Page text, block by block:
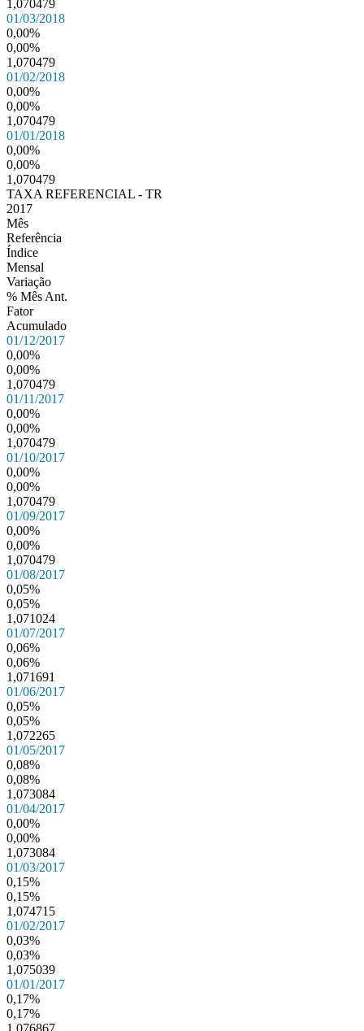
1,070479
01/03/2018
0,00%
0,00%
1,070479
01/02/2018
0,00%
0,00%
1,070479
01/01/2018
0,00%
0,00%
1,070479
TAXA REFERENCIAL - TR
2017
Mês
Referência
Índice
Mensal
Variação
% Mês Ant.
Fator
Acumulado
01/12/2017
0,00%
0,00%
1,070479
01/11/2017
0,00%
0,00%
1,070479
01/10/2017
0,00%
0,00%
1,070479
01/09/2017
0,00%
0,00%
1,070479
01/08/2017
0,05%
0,05%
1,071024
01/07/2017
0,06%
0,06%
1,071691
01/06/2017
0,05%
0,05%
1,072265
01/05/2017
0,08%
0,08%
1,073084
01/04/2017
0,00%
0,00%
1,073084
01/03/2017
0,15%
0,15%
1,074715
01/02/2017
0,03%
0,03%
1,075039
01/01/2017
0,17%
0,17%
1,076867